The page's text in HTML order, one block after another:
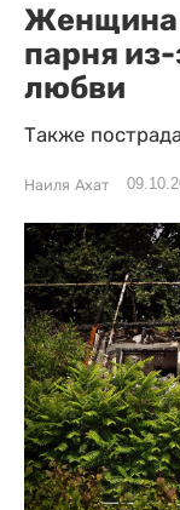
Женщина
парня
любви
Также
Наиля Ахат